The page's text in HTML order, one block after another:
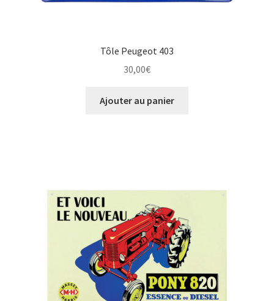
Tôle Peugeot 403
30,00€
Ajouter au panier